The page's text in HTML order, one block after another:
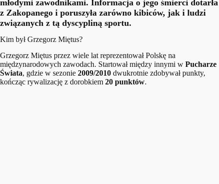
młodymi zawodnikami. Informacja o jego śmierci dotarła
z Zakopanego i poruszyła zarówno kibiców, jak i ludzi
związanych z tą dyscypliną sportu.
Kim był Grzegorz Miętus?
Grzegorz Miętus przez wiele lat reprezentował Polskę na
międzynarodowych zawodach. Startował między innymi w Pucharze
Świata, gdzie w sezonie 2009/2010 dwukrotnie zdobywał punkty,
kończąc rywalizację z dorobkiem 20 punktów.